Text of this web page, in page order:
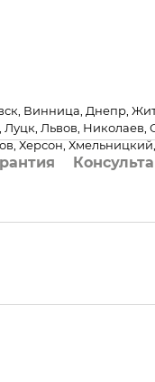
Винница, Днепр,
Львов, Николаев,
Херсон,